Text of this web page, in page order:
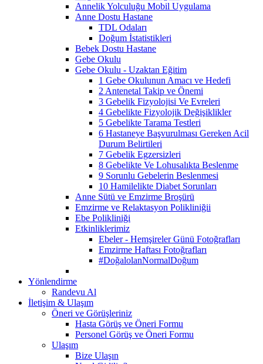
Annelik Yolculuğu Mobil Uygulama
Anne Dostu Hastane
TDL Odaları
Doğum İstatistikleri
Bebek Dostu Hastane
Gebe Okulu
Gebe Okulu - Uzaktan Eğitim
1 Gebe Okulunun Amacı ve Hedefi
2 Antenetal Takip ve Önemi
3 Gebelik Fizyolojisi Ve Evreleri
4 Gebelikte Fizyolojik Değişiklikler
5 Gebelikte Tarama Testleri
6 Hastaneye Başvurulması Gereken Acil
Durum Belirtileri
7 Gebelik Egzersizleri
8 Gebelikte Ve Lohusalıkta Beslenme
9 Sorunlu Gebelerin Beslenmesi
10 Hamilelikte Diabet Sorunları
Anne Sütü ve Emzirme Broşürü
Emzirme ve Relaktasyon Polikliniğii
Ebe Polikliniği
Etkinliklerimiz
Ebeler - Hemşireler Günü Fotoğrafları
Emzirme Haftası Fotoğrafları
#DoğalolanNormalDoğum
Yönlendirme
Randevu Al
İletişim & Ulaşım
Öneri ve Görüşleriniz
Hasta Görüş ve Öneri Formu
Personel Görüş ve Öneri Formu
Ulaşım
Bize Ulaşın